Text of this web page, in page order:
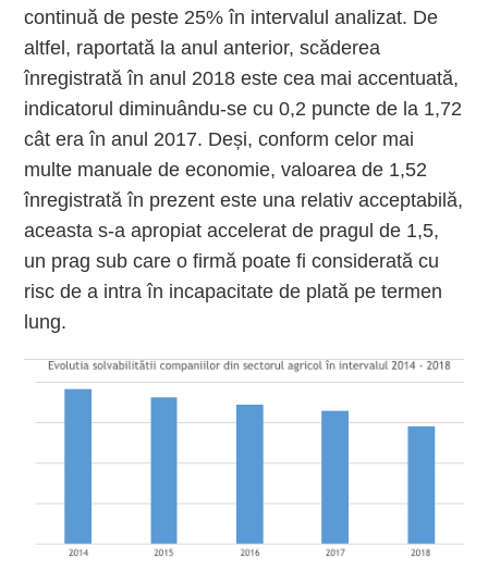
continuă de peste 25% în intervalul analizat. De
altfel, raportată la anul anterior, scăderea
înregistrată în anul 2018 este cea mai accentuată,
indicatorul diminuându-se cu 0,2 puncte de la 1,72
cât era în anul 2017. Deși, conform celor mai
multe manuale de economie, valoarea de 1,52
înregistrată în prezent este una relativ acceptabilă,
aceasta s-a apropiat accelerat de pragul de 1,5,
un prag sub care o firmă poate fi considerată cu
risc de a intra în incapacitate de plată pe termen
lung.